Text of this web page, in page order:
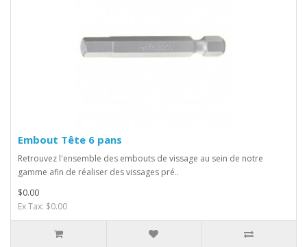
Embout Tête 6 pans
Retrouvez l'ensemble des embouts de vissage au sein de notre
gamme afin de réaliser des vissages pré..
$0.00
Ex Tax: $0.00